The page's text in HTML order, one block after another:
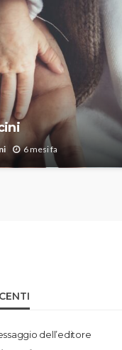
6 mesi fa
dell’editore